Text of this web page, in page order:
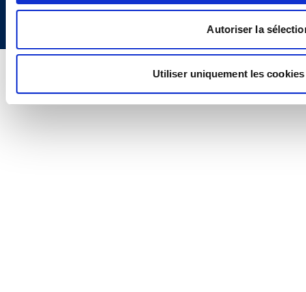
Autoriser la
Utiliser uniquement les